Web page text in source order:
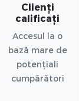
Clienți
calificați
Accesul la o
bază mare de
potențiali
cumpărători